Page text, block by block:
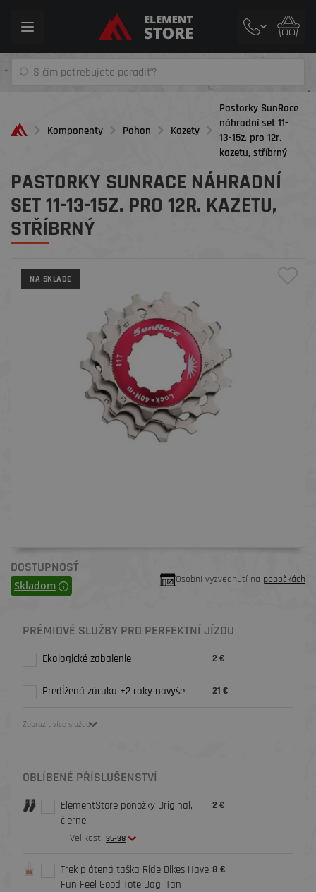
Toggle
Komponenty Pohon Kazety
Pastorky SunRace
náhradní set 11-
13-15z. pro 12r.
kazetu, stříbrný
PASTORKY SUNRACE NÁHRADNÍ
SET 11-13-15Z. PRO 12R. KAZETU,
STŘÍBRNÝ
NA SKLADE
DOSTUPNOSŤ
Skladom Osobní vyzvednutí na pobočkách
PRÉMIOVÉ SLUŽBY PRO PERFEKTNÍ JÍZDU
Ekologické zabalenie 2 €
Predĺžená záruka +2 roky navyše 21 €
Zobrazit více služeb
OBLÍBENÉ PŘÍSLUŠENSTVÍ
ElementStore ponožky Original,
čierne
Velikost: 35-38
2 €
Trek plátená taška Ride Bikes Have
Fun Feel Good Tote Bag, Tan
8 €